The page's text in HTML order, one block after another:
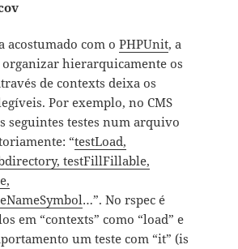
acostumado com oPHPUnit, a
hierarquicamente os
de contexts deixa os
Por exemplo, no CMS
seguintes testes num arquivo
“testLoad,
testFillFillable,
…”. No rspec é
em “contexts” como “load” e
um teste com “it” (is